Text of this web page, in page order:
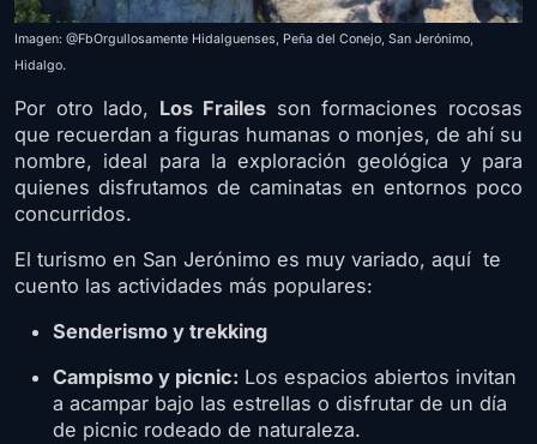
Imagen: @FbOrgullosamente Hidalguenses, Peña del Conejo, San Jerónimo,
Hidalgo.
Por otro lado, Los Frailesson formaciones rocosas
que recuerdan a figuras humanas o monjes, de ahí su
nombre, ideal para la exploración geológica y para
quienes disfrutamos de caminatas en entornos poco
concurridos.
El turismo en San Jerónimo es muy variado, aquí te
cuento las actividades más populares:
Senderismo y trekking
Campismo y picnic: Los espacios abiertos invitan
a acampar bajo las estrellas o disfrutar de un día
de picnic rodeado de naturaleza.